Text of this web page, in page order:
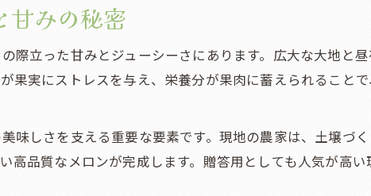
メロンが味わえる場所と時期の特徴
しむメロンの選び方と美味しさの違い
ロン買い方徹底ガイド
時に押さえるべき価格と選び方ポイント
ンが買える場所とおすすめの選び方
甘みの秘密
際立った甘みとジューシーさにあります。広大な大地と
果実にストレスを与え、栄養分が果肉に蓄えられること
味しさを支える重要な要素です。現地の農家は、土壌づ
高品質なメロンが完成します。贈答用としても人気が高